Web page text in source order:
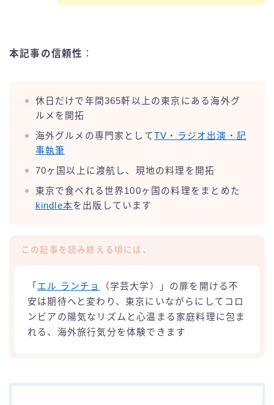
本記事の信頼性 ：
休日だけで年間365軒以上の東京にある海外グ
ルメを開拓
海外グルメの専門家としてTV・ラジオ出演・記
事執筆
70ヶ国以上に渡航し、現地の料理を開拓
東京で食べれる世界100ヶ国の料理をまとめた
kindle本を出版しています
この記事を読み終える頃には、
「 エル ランチョ
（学芸大学）」の扉を開ける不
安は期待へと変わり、東京にいながらにしてコロ
ンビアの陽気なリズムと心温まる家庭料理に包ま
れる、海外旅行気分を体験できます